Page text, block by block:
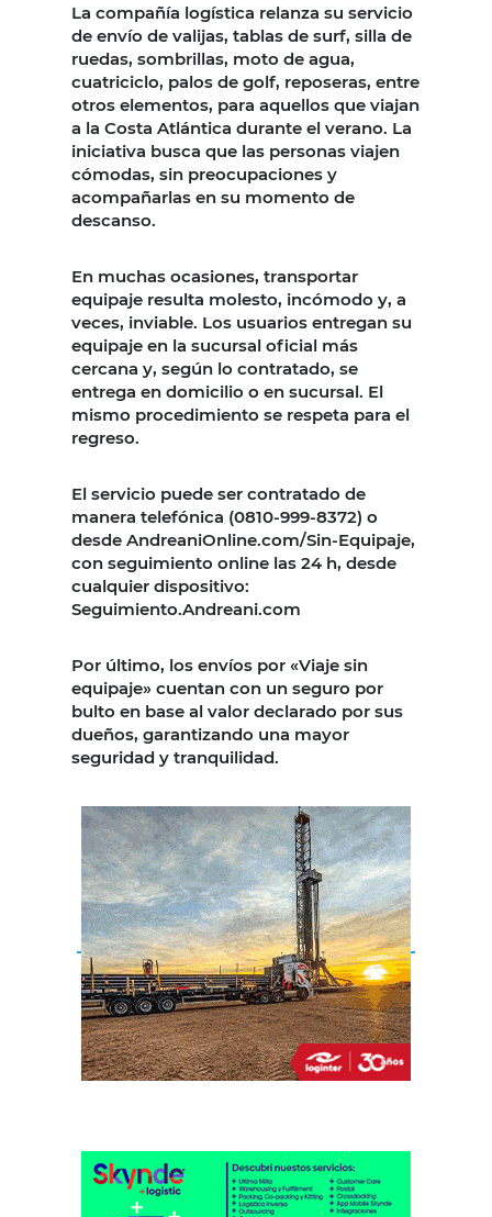
La compañía logística relanza su servicio
de envío de valijas, tablas de surf, silla de
ruedas, sombrillas, moto de agua,
cuatriciclo, palos de golf, reposeras, entre
otros elementos, para aquellos que viajan
a la Costa Atlántica durante el verano. La
iniciativa busca que las personas viajen
cómodas, sin preocupaciones y
acompañarlas en su momento de
descanso.
En muchas ocasiones, transportar
equipaje resulta molesto, incómodo y, a
veces, inviable. Los usuarios entregan su
equipaje en la sucursal oficial más
cercana y, según lo contratado, se
entrega en domicilio o en sucursal. El
mismo procedimiento se respeta para el
regreso.
El servicio puede ser contratado de
manera telefónica (0810-999-8372) o
desde AndreaniOnline.com/Sin-Equipaje,
con seguimiento online las 24 h, desde
cualquier dispositivo:
Seguimiento.Andreani.com
Por último, los envíos por «Viaje sin
equipaje» cuentan con un seguro por
bulto en base al valor declarado por sus
dueños, garantizando una mayor
seguridad y tranquilidad.